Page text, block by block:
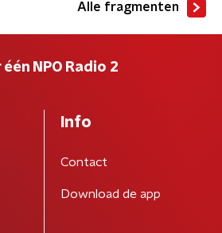
Alle fragmenten
één NPO Radio 2
Info
Contact
Download de app